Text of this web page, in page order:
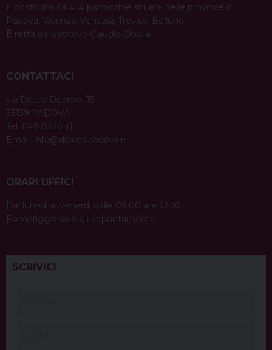
È costituita da 454 parrocchie situate nelle province di
Padova, Vicenza, Venezia, Treviso, Belluno.
È retta dal vescovo Claudio Cipolla.
CONTATTACI
via Dietro Duomo, 15
35139 PADOVA
Tel. 049 8226111
Email: info@diocesipadova.it
ORARI UFFICI
Dal lunedì al venerdì dalle 09:00 alle 12:30.
Pomeriggio solo su appuntamento.
SCRIVICI